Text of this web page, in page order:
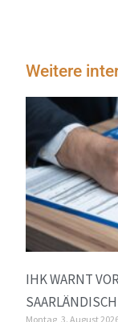
Weitere
IHK WARNT
Montag, 3. August